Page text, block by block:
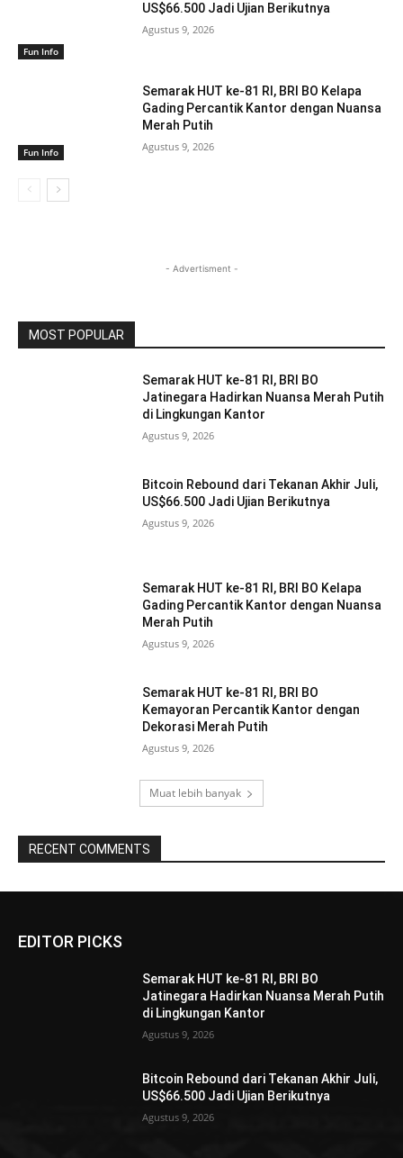
Fun Info
US$66.500 Jadi Ujian Berikutnya
Agustus 9, 2026
Fun Info
Semarak HUT ke-81 RI, BRI BO Kelapa
Gading Percantik Kantor dengan Nuansa
Merah Putih
Agustus 9, 2026
- Advertisment -
MOST POPULAR
Semarak HUT ke-81 RI, BRI BO
Jatinegara Hadirkan Nuansa Merah Putih
di Lingkungan Kantor
Agustus 9, 2026
Bitcoin Rebound dari Tekanan Akhir Juli,
US$66.500 Jadi Ujian Berikutnya
Agustus 9, 2026
Semarak HUT ke-81 RI, BRI BO Kelapa
Gading Percantik Kantor dengan Nuansa
Merah Putih
Agustus 9, 2026
Semarak HUT ke-81 RI, BRI BO
Kemayoran Percantik Kantor dengan
Dekorasi Merah Putih
Agustus 9, 2026
Muat lebih banyak
RECENT COMMENTS
EDITOR PICKS
Semarak HUT ke-81 RI, BRI BO
Jatinegara Hadirkan Nuansa Merah Putih
di Lingkungan Kantor
Agustus 9, 2026
Bitcoin Rebound dari Tekanan Akhir Juli,
US$66.500 Jadi Ujian Berikutnya
Agustus 9, 2026